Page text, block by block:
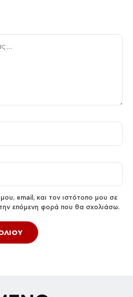
email, και τον ιστότοπο μου σε
επόμενη φορά που θα σχολιάσω.